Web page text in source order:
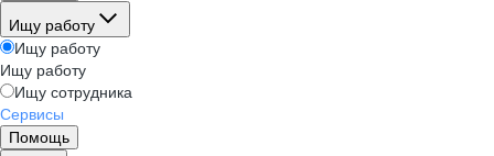
Ищу работу
Ищу работу
Ищу работу
Ищу сотрудника
Сервисы
Помощь